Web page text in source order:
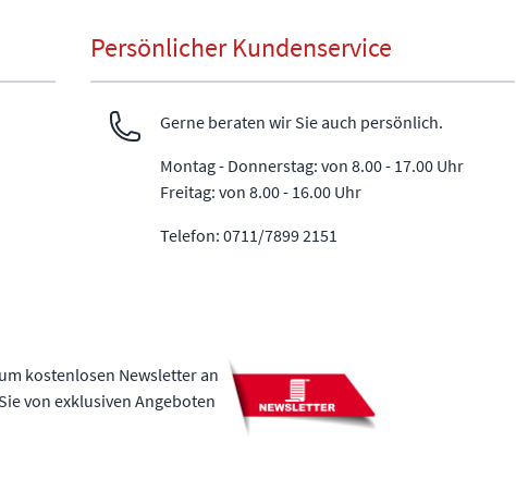
Persönlicher Kundenservice
Gerne beraten wir Sie auch persönlich.
Montag - Donnerstag: von 8.00 - 17.00 Uhr
Freitag: von 8.00 - 16.00 Uhr
Telefon: 0711/7899 2151
kostenlosen Newsletter an
von exklusiven Angeboten